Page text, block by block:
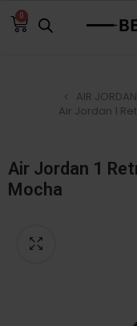
0
AIR
Air Jordan 1
Air Jordan 1
Mocha